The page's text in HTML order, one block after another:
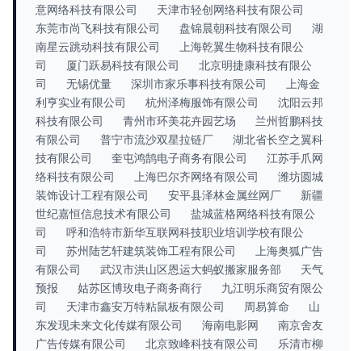
意网络科技有限公司
天津市轻创网络科技有限公司
东莞市尚飞科技有限公司
盘锦晨朝科技有限公司
湖
南星云跳动科技有限公司
上海乾翼生物科技有限公
司
厦门跃易科技有限公司
北京明捷康科技有限公
司
无锡优量 深圳市家乐事科技有限公司
上海金
利亨实业有限公司
杭州泽梅服饰有限公司
沈阳云邦
科技有限公司
青州市环美花卉园艺场
兰州哲鹏科技
有限公司
普宁市流沙双星拉链厂
湖北省长空之翼科
技有限公司
奎屯鸿鹄电子商务有限公司
江苏手爪网
络科技有限公司
上海巴尔齐网络有限公司
潍坊圆城
装饰设计工程有限公司
安平县泽林金属丝网厂
新疆
世纪嘉恒信息技术有限公司
盐城蓝格网络科技有限公
司
呼和浩特市新华互联网科技职业培训学校有限公
司
苏州陆艺轩建筑装饰工程有限公司
上海奥狐广告
有限公司
武汉市洪山区恩运大蚂蚁搬家服务部
天气
预报
姑苏区博玫电子商务商行
九江明乐商贸有限公
司
天津市鑫安万特粘鼠板有限公司 周易算命
山
东发现未来文化传媒有限公司
海南电影网
南京舍友
广告传媒有限公司
北京致峰科技有限公司
乐清市柳